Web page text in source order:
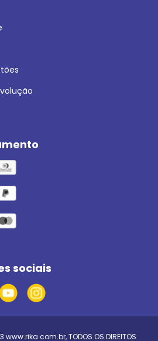
sociais
www.rika.com.br, TODOS OS DIREITOS